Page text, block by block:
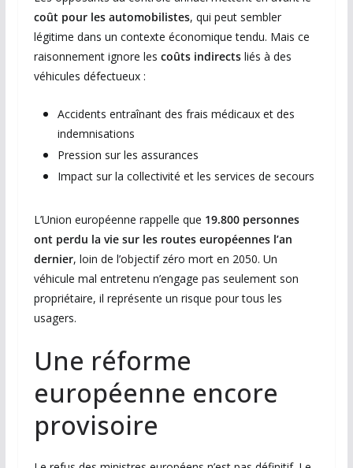
coût pour les automobilistes, qui peut sembler
légitime dans un contexte économique tendu. Mais ce
raisonnement ignore les coûts indirectsliés à des
véhicules défectueux :
Accidents entraînant des frais médicaux et des
indemnisations
Pression sur les assurances
Impact sur la collectivité et les services de secours
L’Union européenne rappelle que 19.800 personnes
ont perdu la vie sur les routes européennes l’an
dernier, loin de l’objectif zéro mort en 2050. Un
véhicule mal entretenu n’engage pas seulement son
propriétaire, il représente un risque pour tous les
usagers.
Une réforme
européenne encore
provisoire